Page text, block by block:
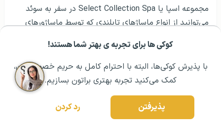
کوکی ها برای تجربه ی بهتر شما هستند!
با پذیرش کوکی‌ها، البته با احترام کامل به حریم خصوصیتون،
کمک می‌کنید تجربه بهتری براتون بسازیم.
پذیرفتن رد کردن
مشــاوره اولیه رایگان: ۰۲۱ ۴۳۰۰۰ ۰۲۱ رزرو مشاوره تخصصی
مجموعه اسپا یا Select Collection Spa در سفر به سوئد
می‌توانید از انواع ماساژهای تایلندی که توسط ماساژورهای
محیط آرامش‌بخش تمام گره‌ها و تنش‌ها از عضلات بدن
بیرون کشیده می‌شود و بعد از یک روز کامل از گشت و گذار در
آن ناحیه، احساس راحتی و سبکی خواهید کرد.
توریسم مذهبی در سوئد